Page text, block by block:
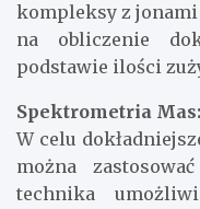
kompleksy z
na obliczenie
podstawie ilości
Spektrometria Mas:
W celu
można
technika